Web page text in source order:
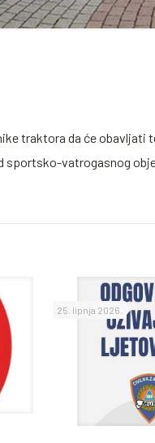
traktora da će obavljati
sportsko-vatrogasnog
25. lipnja 2026.